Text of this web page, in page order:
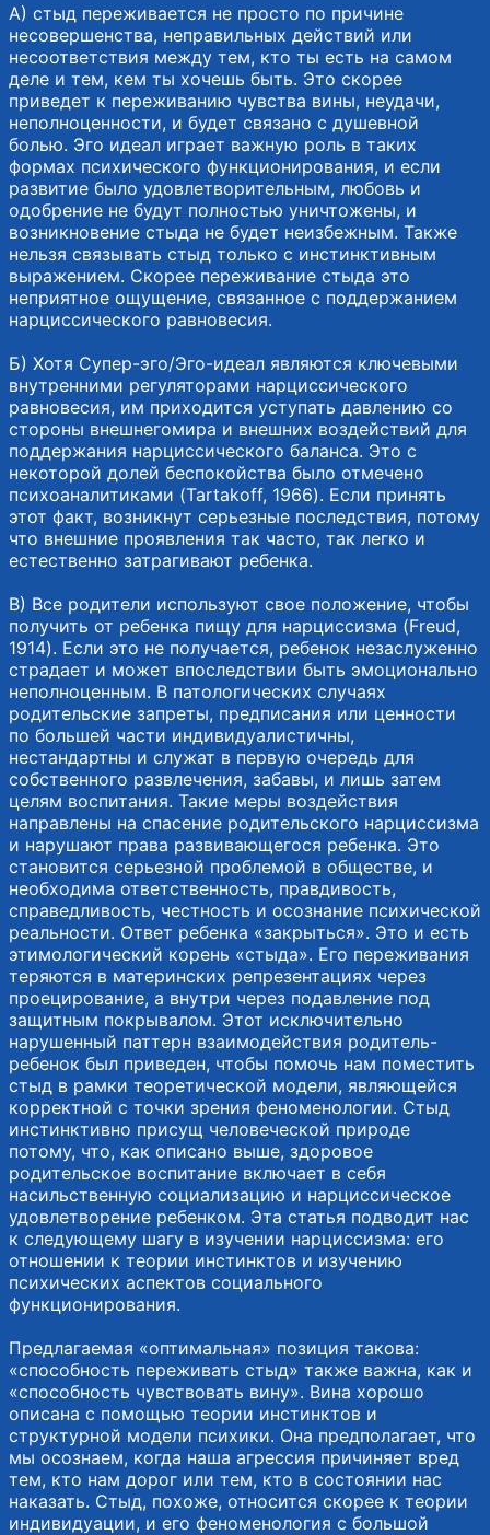
А) стыд переживается не просто по причине
несовершенства, неправильных действий или
несоответствия между тем, кто ты есть на самом
деле и тем, кем ты хочешь быть. Это скорее
приведет к переживанию чувства вины, неудачи,
неполноценности, и будет связано с душевной
болью. Эго идеал играет важную роль в таких
формах психического функционирования, и если
развитие было удовлетворительным, любовь и
одобрение не будут полностью уничтожены, и
возникновение стыда не будет неизбежным. Также
нельзя связывать стыд только с инстинктивным
выражением. Скорее переживание стыда это
неприятное ощущение, связанное с поддержанием
нарциссического равновесия.
Б) Хотя Супер-эго/Эго-идеал являются ключевыми
внутренними регуляторами нарциссического
равновесия, им приходится уступать давлению со
стороны внешнегомира и внешних воздействий для
поддержания нарциссического баланса. Это с
некоторой долей беспокойства было отмечено
психоаналитиками (Tartakoff, 1966). Если принять
этот факт, возникнут серьезные последствия, потому
что внешние проявления так часто, так легко и
естественно затрагивают ребенка.
В) Все родители используют свое положение, чтобы
получить от ребенка пищу для нарциссизма (Freud,
1914). Если это не получается, ребенок незаслуженно
страдает и может впоследствии быть эмоционально
неполноценным. В патологических случаях
родительские запреты, предписания или ценности
по большей части индивидуалистичны,
нестандартны и служат в первую очередь для
собственного развлечения, забавы, и лишь затем
целям воспитания. Такие меры воздействия
направлены на спасение родительского нарциссизма
и нарушают права развивающегося ребенка. Это
становится серьезной проблемой в обществе, и
необходима ответственность, правдивость,
справедливость, честность и осознание психической
реальности. Ответ ребенка «закрыться». Это и есть
этимологический корень «стыда». Его переживания
теряются в материнских репрезентациях через
проецирование, а внутри через подавление под
защитным покрывалом. Этот исключительно
нарушенный паттерн взаимодействия родитель-
ребенок был приведен, чтобы помочь нам поместить
стыд в рамки теоретической модели, являющейся
корректной с точки зрения феноменологии. Стыд
инстинктивно присущ человеческой природе
потому, что, как описано выше, здоровое
родительское воспитание включает в себя
насильственную социализацию и нарциссическое
удовлетворение ребенком. Эта статья подводит нас
к следующему шагу в изучении нарциссизма: его
отношении к теории инстинктов и изучению
психических аспектов социального
функционирования.
Предлагаемая «оптимальная» позиция такова:
«способность переживать стыд» также важна, как и
«способность чувствовать вину». Вина хорошо
описана с помощью теории инстинктов и
структурной модели психики. Она предполагает, что
мы осознаем, когда наша агрессия причиняет вред
тем, кто нам дорог или тем, кто в состоянии нас
наказать. Стыд, похоже, относится скорее к теории
индивидуации, и его феноменология с большой